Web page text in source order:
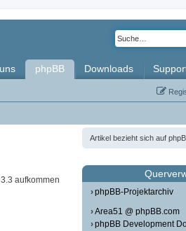
phpBB Downloads
Artikel bezieht sich auf
aufkommen
phpBB-Projektarchiv
Area51 @ phpBB.com
phpBB Development